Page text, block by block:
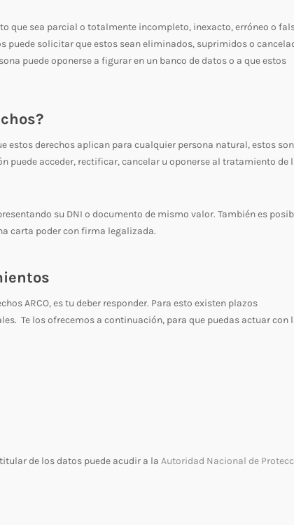
que sea parcial o totalmente incompleto, inexacto, erróneo o
puede solicitar que estos sean eliminados, suprimidos o
puede oponerse a figurar en un banco de datos o a que estos
estos derechos aplican para cualquier persona natural, estos
acceder, rectificar, cancelar u oponerse al tratamiento de
su DNI o documento de mismo valor. También es
carta poder con firma legalizada.
ARCO, es tu deber responder. Para esto existen plazos
Te los ofrecemos a continuación, para que puedas actuar con
de los datos puede acudir a la Autoridad Nacional de